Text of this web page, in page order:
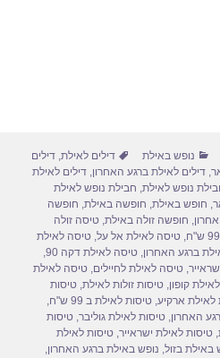
קטגוריות
נופש באילת תגיות
דילים לאילת,דילים
,דילים לאילת ברגע האחרון,דילים לאילת
נופש לאילת, חבילת נופש לאילת
, חופש באילת, חופשה באילת, חופשה
, חופשה זולה באילת,טיסה זולה
,טיסה לאילת אל על,טיסה לאילת
ברגע האחרון,טיסה לאילת דקה 90
,
,טיסה לאילת לחיילים,טיסה לאילת
קופון,טיסות זולות לאילת,טיסות
לאילת ארקיע,טיסות לאילת ב 99 ש"ח
,
האחרון,טיסות לאילת גוליבר,טיסות
,טיסות לאילת ישראייר,טיסות לאילת
באילת בזול, נופש באילת ברגע האחרון,